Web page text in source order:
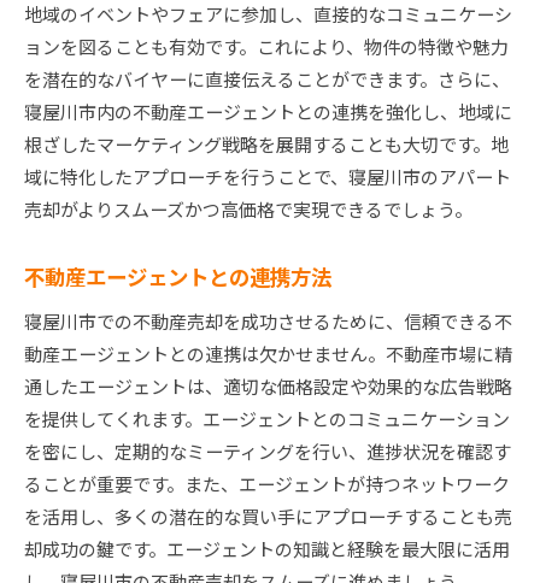
地域のイベントやフェアに参加し、直接的なコミュニケーシ
ョンを図ることも有効です。これにより、物件の特徴や魅力
を潜在的なバイヤーに直接伝えることができます。さらに、
寝屋川市内の不動産エージェントとの連携を強化し、地域に
根ざしたマーケティング戦略を展開することも大切です。地
域に特化したアプローチを行うことで、寝屋川市のアパート
売却がよりスムーズかつ高価格で実現できるでしょう。
不動産エージェントとの連携方法
寝屋川市での不動産売却を成功させるために、信頼できる不
動産エージェントとの連携は欠かせません。不動産市場に精
通したエージェントは、適切な価格設定や効果的な広告戦略
を提供してくれます。エージェントとのコミュニケーション
を密にし、定期的なミーティングを行い、進捗状況を確認す
ることが重要です。また、エージェントが持つネットワーク
を活用し、多くの潜在的な買い手にアプローチすることも売
却成功の鍵です。エージェントの知識と経験を最大限に活用